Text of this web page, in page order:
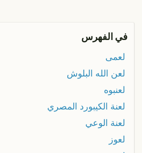
في الفهرس
لعمى
لعن الله البلوش
لعنبوه
لعنة الكيبورد المصري
لعنة الوعي
لعوز